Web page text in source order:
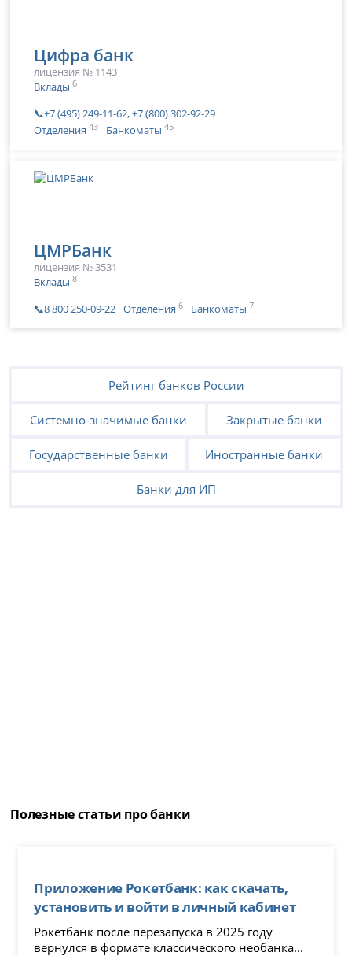
Цифра банк
лицензия № 1143
Вклады 6
📞+7 (495) 249-11-62, +7 (800) 302-92-29
Отделения 43 Банкоматы 45
ЦМРБанк
лицензия № 3531
Вклады 8
📞8 800 250-09-22 Отделения 6 Банкоматы 7
Рейтинг банков России
Системно-значимые банки Закрытые банки
Государственные банки Иностранные банки
Банки для ИП
Полезные статьи про банки
Приложение Рокетбанк: как скачать,
установить и войти в личный кабинет
Рокетбанк после перезапуска в 2025 году
вернулся в формате классического необанка...